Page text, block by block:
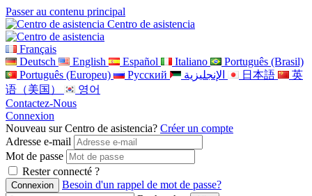
Passer au contenu principal
Centro de asistencia
Français
Deutsch
English Español Italiano
Português (Brasil)
Português (Europeu)
Pусский الإنجليزية 日本語
英
语（美国）
영어
Contactez-Nous
Connexion
Nouveau sur Centro de asistencia? Créer un compte
Adresse e-mail
Mot de passe
Rester connecté ?
Besoin d'un rappel de mot de passe?